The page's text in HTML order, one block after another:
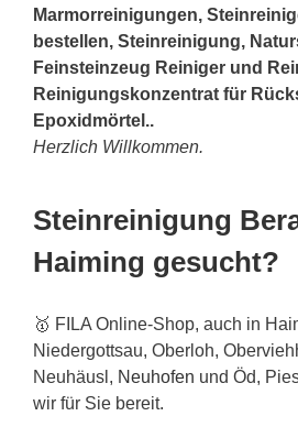
Marmorreinigungen,
bestellen, Steinreinigung,
Feinsteinzeug Reiniger und
Reinigungskonzentrat für
Epoxidmörtel..
Herzlich Willkommen.
Steinreinigung
Haiming gesucht?
🥇 FILA Online-Shop, auch in
Niedergottsau, Oberloh,
Neuhäusl, Neuhofen und Öd,
wir für Sie bereit.